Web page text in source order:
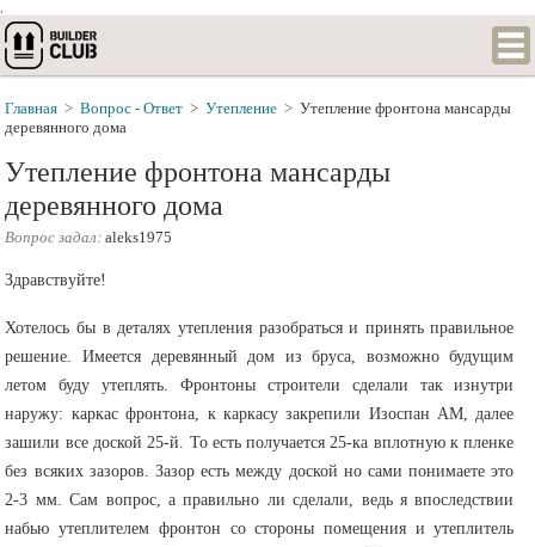
.
Главная > Вопрос - Ответ > Утепление > Утепление фронтона мансарды
деревянного дома
Утепление фронтона мансарды
деревянного дома
Вопрос задал: aleks1975
Здравствуйте!
Хотелось бы в деталях утепления разобраться и принять правильное
решение. Имеется деревянный дом из бруса, возможно будущим
летом буду утеплять. Фронтоны строители сделали так изнутри
наружу: каркас фронтона, к каркасу закрепили Изоспан АМ, далее
зашили все доской 25-й. То есть получается 25-ка вплотную к пленке
без всяких зазоров. Зазор есть между доской но сами понимаете это
2-3 мм. Сам вопрос, а правильно ли сделали, ведь я впоследствии
набью утеплителем фронтон со стороны помещения и утеплитель